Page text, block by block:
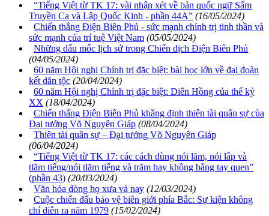
“Tiếng Việt từ TK 17: vài nhận xét về bản quốc ngữ Sấm
Truyền Ca và Lập Quốc Kinh - phần 44A” (16/05/2024)
Chiến thắng Điện Biên Phủ - sức mạnh chính trị tinh thần và
sức mạnh của trí tuệ Việt Nam (05/05/2024)
Những dấu mốc lịch sử trong Chiến dịch Điện Biên Phủ
(04/05/2024)
60 năm Hội nghị Chính trị đặc biệt: bài học lớn về đại đoàn
kết dân tộc (20/04/2024)
60 năm Hội nghị Chính trị đặc biệt: Diên Hồng của thế kỷ
XX (18/04/2024)
Chiến thắng Điện Biên Phủ khẳng định thiên tài quân sự của
Đại tướng Võ Nguyên Giáp (08/04/2024)
Thiên tài quân sự – Đại tướng Võ Nguyên Giáp
(06/04/2024)
“Tiếng Việt từ TK 17: các cách dùng nói lăm, nói lắp và
tlăm tiếng/nói tlăm tiếng và trăm hay không bằng tay quen”
(phần 43) (20/03/2024)
Văn hóa dòng họ xưa và nay (12/03/2024)
Cuộc chiến đấu bảo vệ biên giới phía Bắc: Sự kiện không
chỉ diễn ra năm 1979 (15/02/2024)